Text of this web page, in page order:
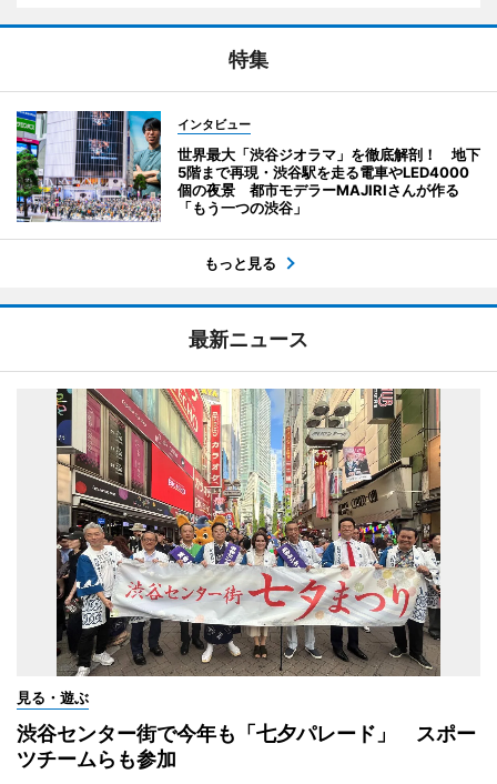
特集
インタビュー
世界最大「渋谷ジオラマ」を徹底解剖！ 地下
5階まで再現・渋谷駅を走る電車やLED4000
個の夜景 都市モデラーMAJIRIさんが作る
「もう一つの渋谷」
もっと見る
最新ニュース
見る・遊ぶ
渋谷センター街で今年も「七夕パレード」 スポー
ツチームらも参加